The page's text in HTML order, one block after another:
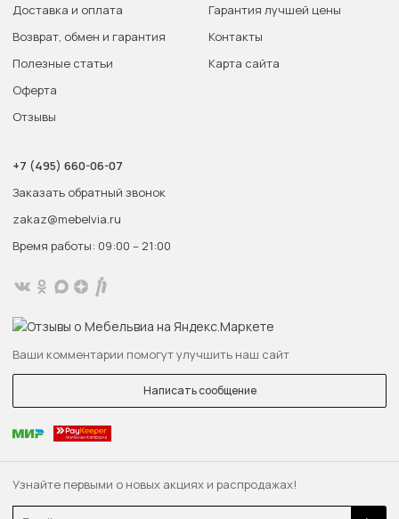
Узнайте первыми о новых акциях и распродажах!
Email
Доставка и оплата
Возврат, обмен и гарантия
Полезные статьи
Оферта
Отзывы
Гарантия лучшей цены
Контакты
Карта сайта
+7 (495) 660-06-07
Заказать обратный звонок
zakaz@mebelvia.ru
Время работы: 09:00 – 21:00
Ваши комментарии помогут улучшить наш сайт
Написать сообщение